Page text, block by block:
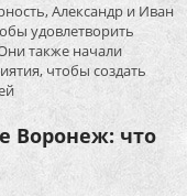
Александр и Иван
удовлетворить
также начали
чтобы создать
Воронеж: что